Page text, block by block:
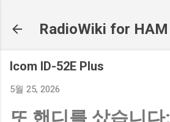
RadioWiki for HAM
Icom ID-52E Plus
5월 25, 2026
또 핸디를 샀습니다;